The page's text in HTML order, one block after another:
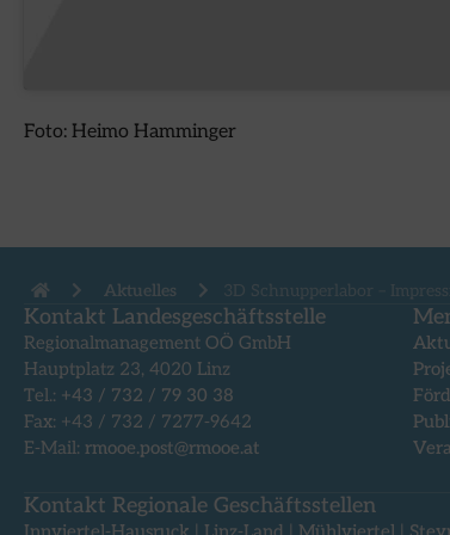
Foto: Heimo Hamminger
Aktuelles 3D Schnupperlabor –
Kontakt Landesgeschäftsstelle
Regionalmanagement OÖ GmbH
Hauptplatz 23, 4020 Linz
Tel.: +43 / 732 / 79 30 38
Fax: +43 / 732 / 7277-9642
E-Mail: rmooe.post@rmooe.at
Kontakt Regionale Geschäftsstellen